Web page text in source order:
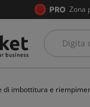
Zona
di imbottitura e